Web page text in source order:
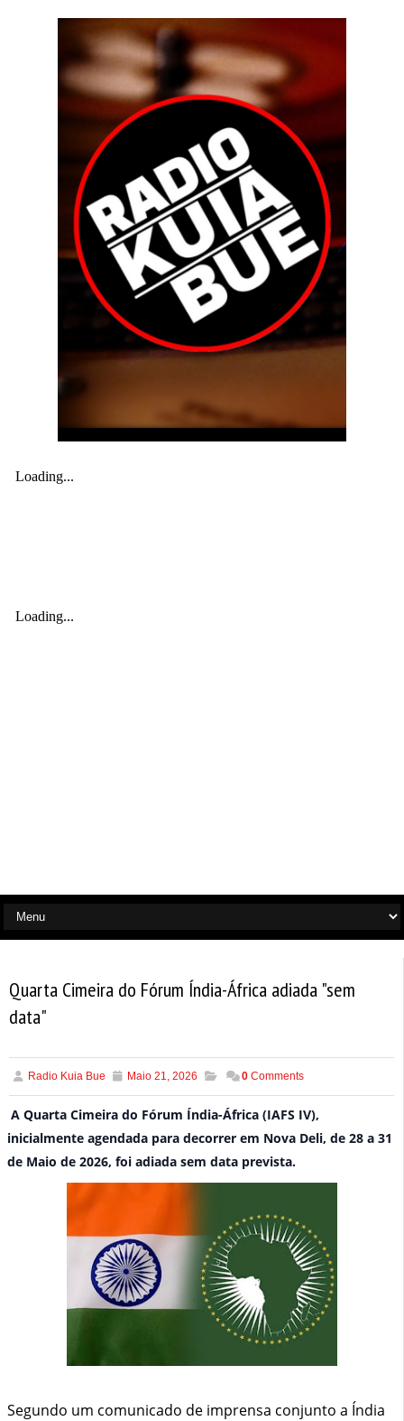
Quarta Cimeira do Fórum Índia-África adiada "sem
data"
Radio Kuia Bue Maio 21, 2026 0 Comments
A Quarta Cimeira do Fórum Índia-África (IAFS IV),
inicialmente agendada para decorrer em Nova Deli, de 28 a 31
de Maio de 2026, foi adiada sem data prevista.
Segundo um comunicado de imprensa conjunto a Índia